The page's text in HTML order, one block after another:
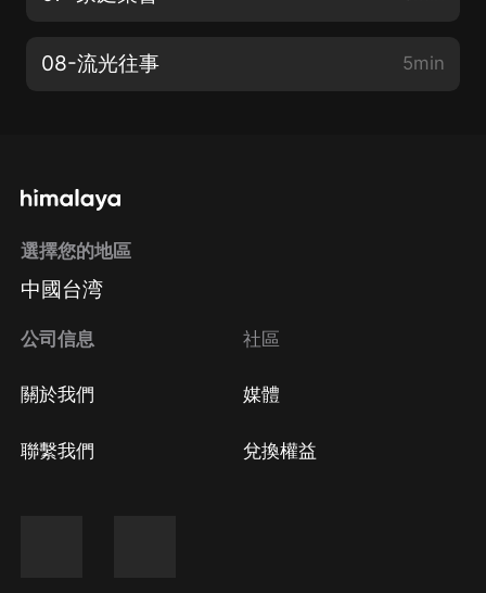
08-流光往事 5min
選擇您的地區
中國台湾
公司信息
關於我們
聯繫我們
社區
媒體
兌換權益